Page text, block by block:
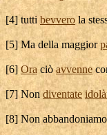
[4] tutti bevvero la
[5] Ma della maggior
[6] Oraciòavvenne
[7] Non diventate
[8] Non